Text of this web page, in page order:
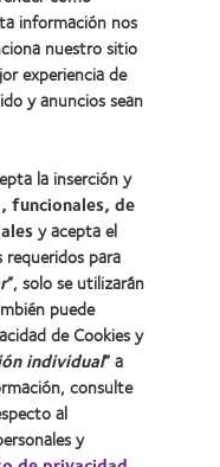
información nos
nuestro sitio
experiencia de
y anuncios sean
la inserción y
funcionales, de
y acepta el
para
”, solo se utilizarán
puede
de Cookies y
individual” a
consulte
al
y